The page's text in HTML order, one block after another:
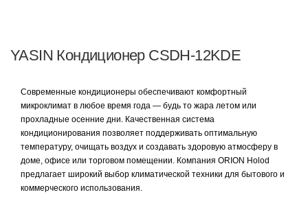
YASIN Кондиционер CSDH-12KDE
Современные кондиционеры обеспечивают комфортный
микроклимат в любое время года — будь то жара летом или
прохладные осенние дни. Качественная система
кондиционирования позволяет поддерживать оптимальную
температуру, очищать воздух и создавать здоровую атмосферу в
доме, офисе или торговом помещении. Компания ORION Holod
предлагает широкий выбор климатической техники для бытового и
коммерческого использования.